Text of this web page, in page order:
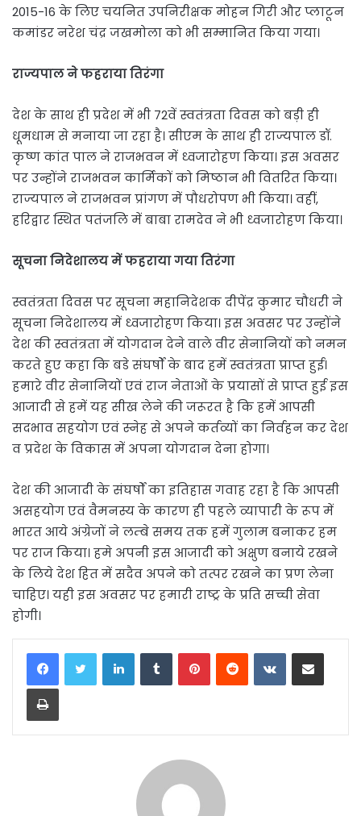
2015-16 के लिए चयनित उपनिरीक्षक मोहन गिरी और प्लाटून
कमांडर नरेश चंद्र जखमोला को भी सम्मानित किया गया।
राज्यपाल ने फहराया तिरंगा
देश के साथ ही प्रदेश में भी 72वें स्वतंत्रता दिवस को बड़ी ही
धूमधाम से मनाया जा रहा है। सीएम के साथ ही राज्यपाल डॉ.
कृष्ण कांत पाल ने राजभवन में ध्वजारोहण किया। इस अवसर
पर उन्होंने राजभवन कार्मिकों को मिष्ठान भी वितरित किया।
राज्यपाल ने राजभवन प्रांगण में पौधरोपण भी किया। वहीं,
हरिद्वार स्थित पतंजलि में बाबा रामदेव ने भी ध्वजारोहण किया।
सूचना निदेशालय में फहराया गया तिरंगा
स्वतंत्रता दिवस पर सूचना महानिदेशक दीपेंद्र कुमार चौधरी ने
सूचना निदेशालय में ध्वजारोहण किया। इस अवसर पर उन्होंने
देश की स्वतंत्रता में योगदान देने वाले वीर सेनानियों को नमन
करते हुए कहा कि बडे संघर्षों के बाद हमें स्वतंत्रता प्राप्त हुई।
हमारे वीर सेनानियों एवं राज नेताओं के प्रयासों से प्राप्त हुई इस
आजादी से हमें यह सीख लेने की जरूरत है कि हमें आपसी
सदभाव सहयोग एवं स्नेह से अपने कर्तव्यों का निर्वहन कर देश
व प्रदेश के विकास में अपना योगदान देना होगा।
देश की आजादी के संघर्षों का इतिहास गवाह रहा है कि आपसी
असहयोग एवं वैमनस्य के कारण ही पहले व्यापारी के रूप में
भारत आये अंग्रेजों ने लम्बे समय तक हमें गुलाम बनाकर हम
पर राज किया। हमे अपनी इस आजादी को अक्षुण बनाये रखने
के लिये देश हित में सदैव अपने को तत्पर रखने का प्रण लेना
चाहिए। यही इस अवसर पर हमारी राष्ट्र के प्रति सच्ची सेवा
होगी।
LinkedInTumblrPinterestReddit VKontakteShare via Email
Print